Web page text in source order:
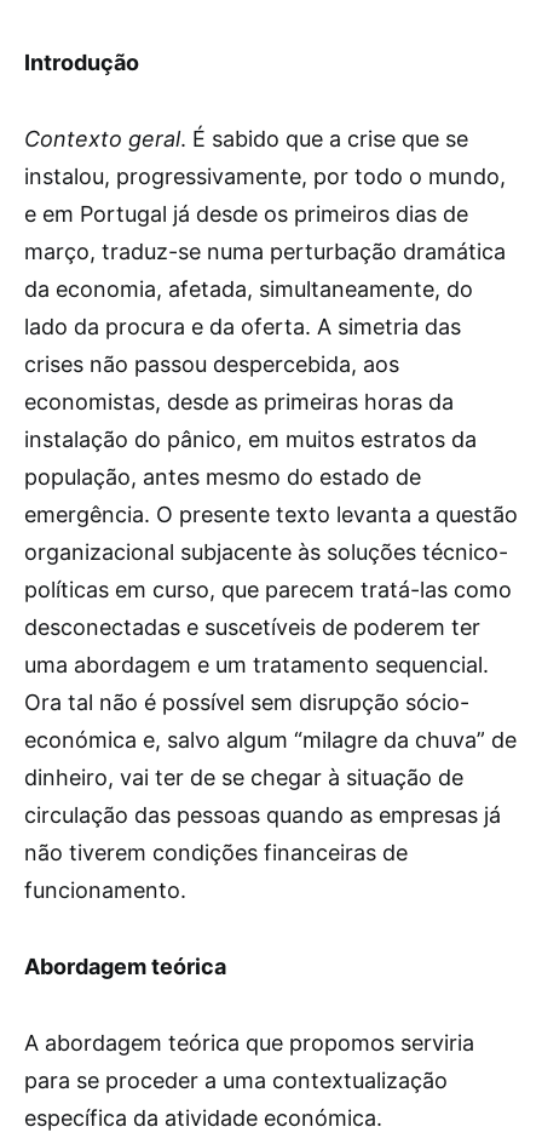
Introdução
Contexto geral. É sabido que a crise que se
instalou, progressivamente, por todo o mundo,
e em Portugal já desde os primeiros dias de
março, traduz-se numa perturbação dramática
da economia, afetada, simultaneamente, do
lado da procura e da oferta. A simetria das
crises não passou despercebida, aos
economistas, desde as primeiras horas da
instalação do pânico, em muitos estratos da
população, antes mesmo do estado de
emergência. O presente texto levanta a questão
organizacional subjacente às soluções técnico-
políticas em curso, que parecem tratá-las como
desconectadas e suscetíveis de poderem ter
uma abordagem e um tratamento sequencial.
Ora tal não é possível sem disrupção sócio-
económica e, salvo algum “milagre da chuva” de
dinheiro, vai ter de se chegar à situação de
circulação das pessoas quando as empresas já
não tiverem condições financeiras de
funcionamento.
Abordagem teórica
A abordagem teórica que propomos serviria
para se proceder a uma contextualização
específica da atividade económica.